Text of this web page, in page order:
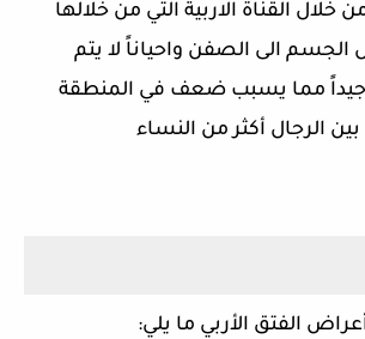
خلال القناة الاربية التي من خلالها
الجسم الى الصفن واحياناً لا يتم
جيداً مما يسبب ضعف في المنطقة
الرجال أكثر من النساء
الفتق الأربي ما يلي: